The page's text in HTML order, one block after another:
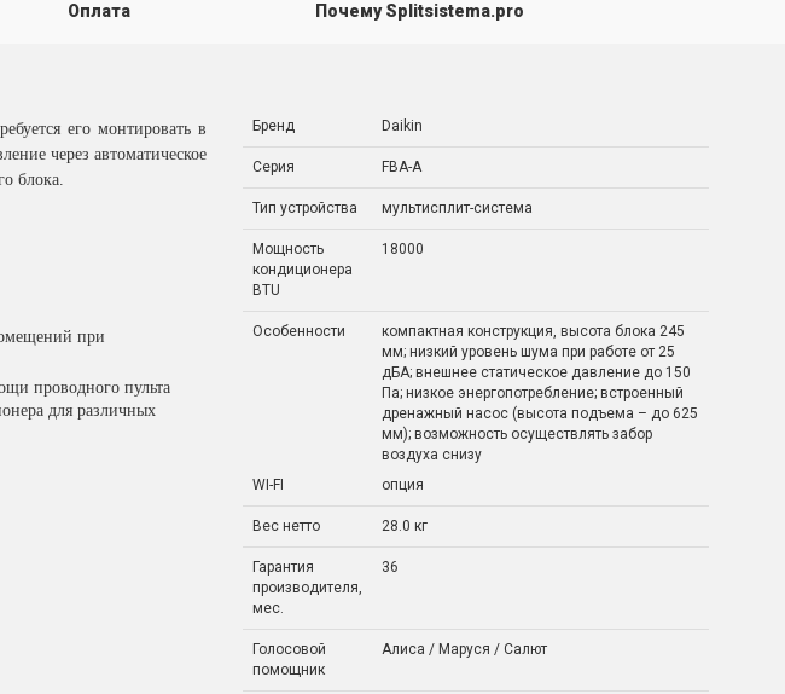
Оплата Почему Splitsistema.pro
его монтировать в
через автоматическое
блока.
при
проводного пульта
для различных
Бренд Daikin
Серия FBA-A
Тип устройства мультисплит-система
Мощность
кондиционера
BTU
18000
Особенности
компактная конструкция, высота блока 245
мм; низкий уровень шума при работе от 25
дБА; внешнее статическое давление до 150
Па; низкое энергопотребление; встроенный
дренажный насос (высота подъема – до 625
мм); возможность осуществлять забор
воздуха снизу
WI-FI
опция
Вес нетто 28.0 кг
Гарантия
производителя,
мес.
36
Голосовой
помощник
Алиса / Маруся / Салют